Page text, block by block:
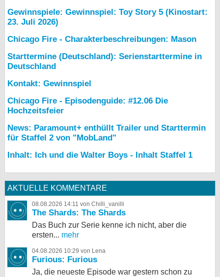
Gewinnspiele: Gewinnspiel: Toy Story 5 (Kinostart:
23. Juli 2026)
Chicago Fire - Charakterbeschreibungen: Mason
Starttermine (Deutschland): Serienstarttermine in
Deutschland
Kontakt: Gewinnspiel
Chicago Fire - Episodenguide: #12.06 Die
Hochzeitsfeier
News: Paramount+ enthüllt Trailer und Starttermin
für Staffel 2 von "MobLand"
Inhalt: Ich und die Walter Boys - Inhalt Staffel 1
AKTUELLE KOMMENTARE
08.08.2026 14:11 von Chilli_vanilli
The Shards: The Shards
Das Buch zur Serie kenne ich nicht, aber die
ersten... mehr
04.08.2026 10:29 von Lena
Furious: Furious
Ja, die neueste Episode war gestern schon zu